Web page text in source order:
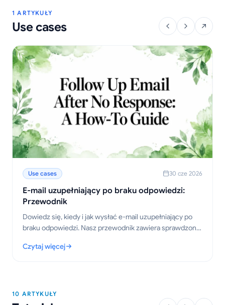
1 ARTYKUŁY
Use cases
Use cases 30 cze 2026
E-mail uzupełniający po braku odpowiedzi:
Przewodnik
Dowiedz się, kiedy i jak wysłać e-mail uzupełniający po
braku odpowiedzi. Nasz przewodnik zawiera sprawdzone
wskazówki, które pomogą uzyskać odpowiedź.
Czytaj więcej
: E-mail uzupełniający po braku odpowiedzi: Przewodnik
10 ARTYKUŁY